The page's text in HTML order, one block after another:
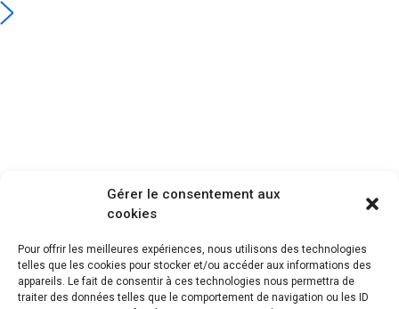
Gérer le consentement aux
cookies
Pour offrir les meilleures expériences, nous utilisons des technologies
telles que les cookies pour stocker et/ou accéder aux informations des
appareils. Le fait de consentir à ces technologies nous permettra de
traiter des données telles que le comportement de navigation ou les ID
SEMLEX EUROPE S.A.
Avenue Brugmann 384